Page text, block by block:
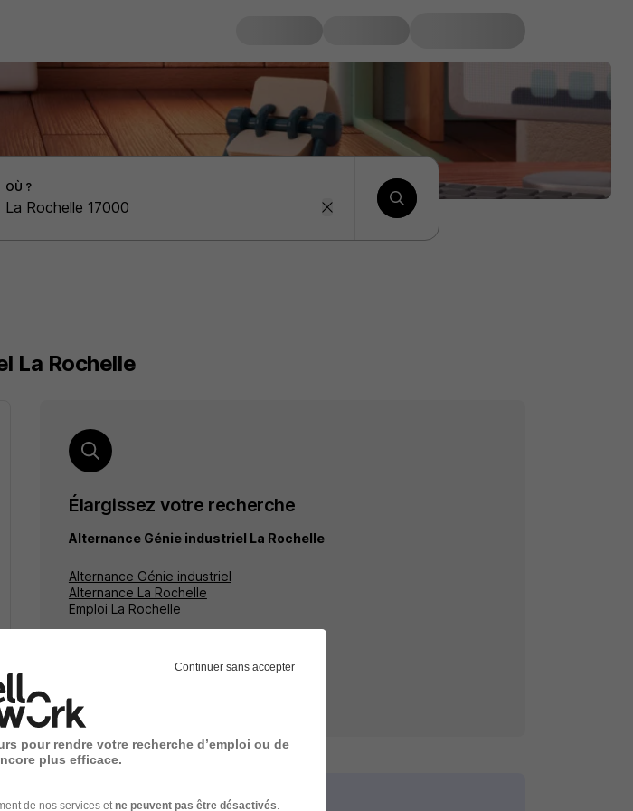
OÙ ?
La Rochelle
Élargissez votre recherche
Alternance Génie industriel La Rochelle
Alternance Génie industriel
Alternance La Rochelle
Emploi La Rochelle
Continuer sans accepter
pour rendre votre recherche d’emploi ou de
plus efficace.
de nos services etne peuvent pas être désactivés.